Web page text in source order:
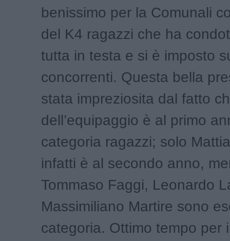
benissimo per la Comunali
del K4 ragazzi che ha
tutta in testa e si è imposto
concorrenti. Questa bella
stata impreziosita dal fatto
dell’equipaggio è al primo
categoria ragazzi; solo
infatti è al secondo anno,
Tommaso Faggi, Leonardo
Massimiliano Martire sono
categoria. Ottimo tempo per